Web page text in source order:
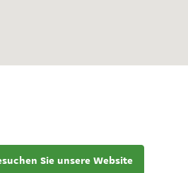
Sie unsere Website